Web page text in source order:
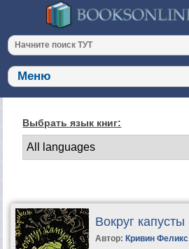
Выбрать язык книг:
Вокруг капусты
Автор: Кривин Феликс